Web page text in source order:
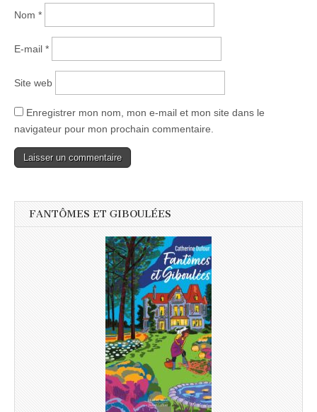
Nom *
E-mail *
Site web
Enregistrer mon nom, mon e-mail et mon site dans le
navigateur pour mon prochain commentaire.
FANTÔMES ET GIBOULÉES